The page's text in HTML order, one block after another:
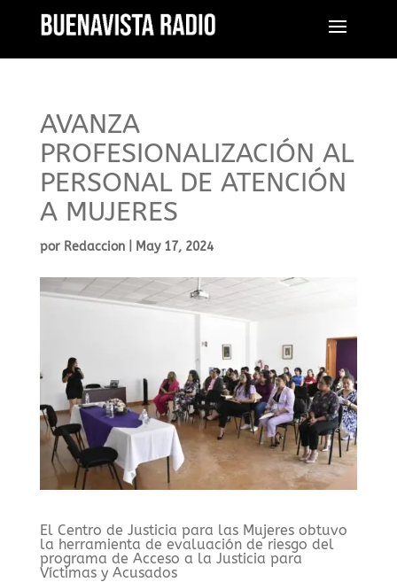
AVANZA
PROFESIONALIZACIÓN AL
PERSONAL DE ATENCIÓN
A MUJERES
por Redaccion| May 17, 2024
El Centro de Justicia para las Mujeres obtuvo
la herramienta de evaluación de riesgo del
programa de Acceso a la Justicia para
Víctimas y Acusados